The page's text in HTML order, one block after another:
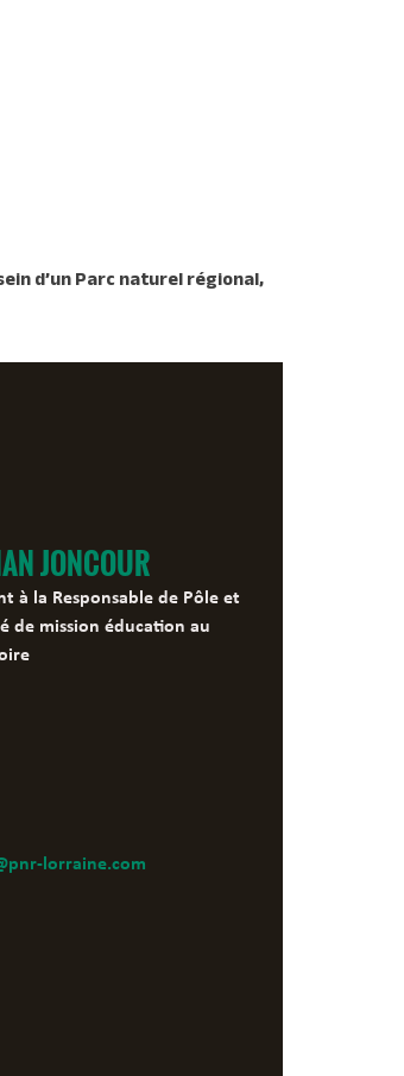
d’un Parc naturel régional,
JONCOUR
à la Responsable de Pôle et
de mission éducation au
lorraine.com